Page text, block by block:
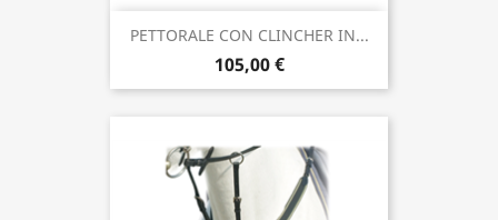
PETTORALE CON CLINCHER IN...
105,00 €